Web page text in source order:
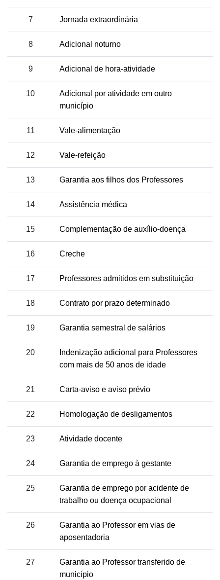
7 Jornada extraordinária
8 Adicional noturno
9 Adicional de hora-atividade
10
Adicional por atividade em outro
município
11 Vale-alimentação
12 Vale-refeição
13 Garantia aos filhos dos Professores
14 Assistência médica
15 Complementação de auxílio-doença
16 Creche
17 Professores admitidos em substituição
18 Contrato por prazo determinado
19 Garantia semestral de salários
20
Indenização adicional para Professores
com mais de 50 anos de idade
21 Carta-aviso e aviso prévio
22 Homologação de desligamentos
23 Atividade docente
24 Garantia de emprego à gestante
25
Garantia de emprego por acidente de
trabalho ou doença ocupacional
26
Garantia ao Professor em vias de
aposentadoria
27
Garantia ao Professor transferido de
município